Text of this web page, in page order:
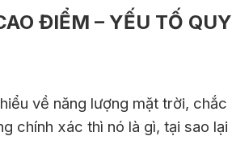
ĐIỂM – YẾU TỐ
về năng lượng mặt trời,
chính xác thì nó là gì, tại sao